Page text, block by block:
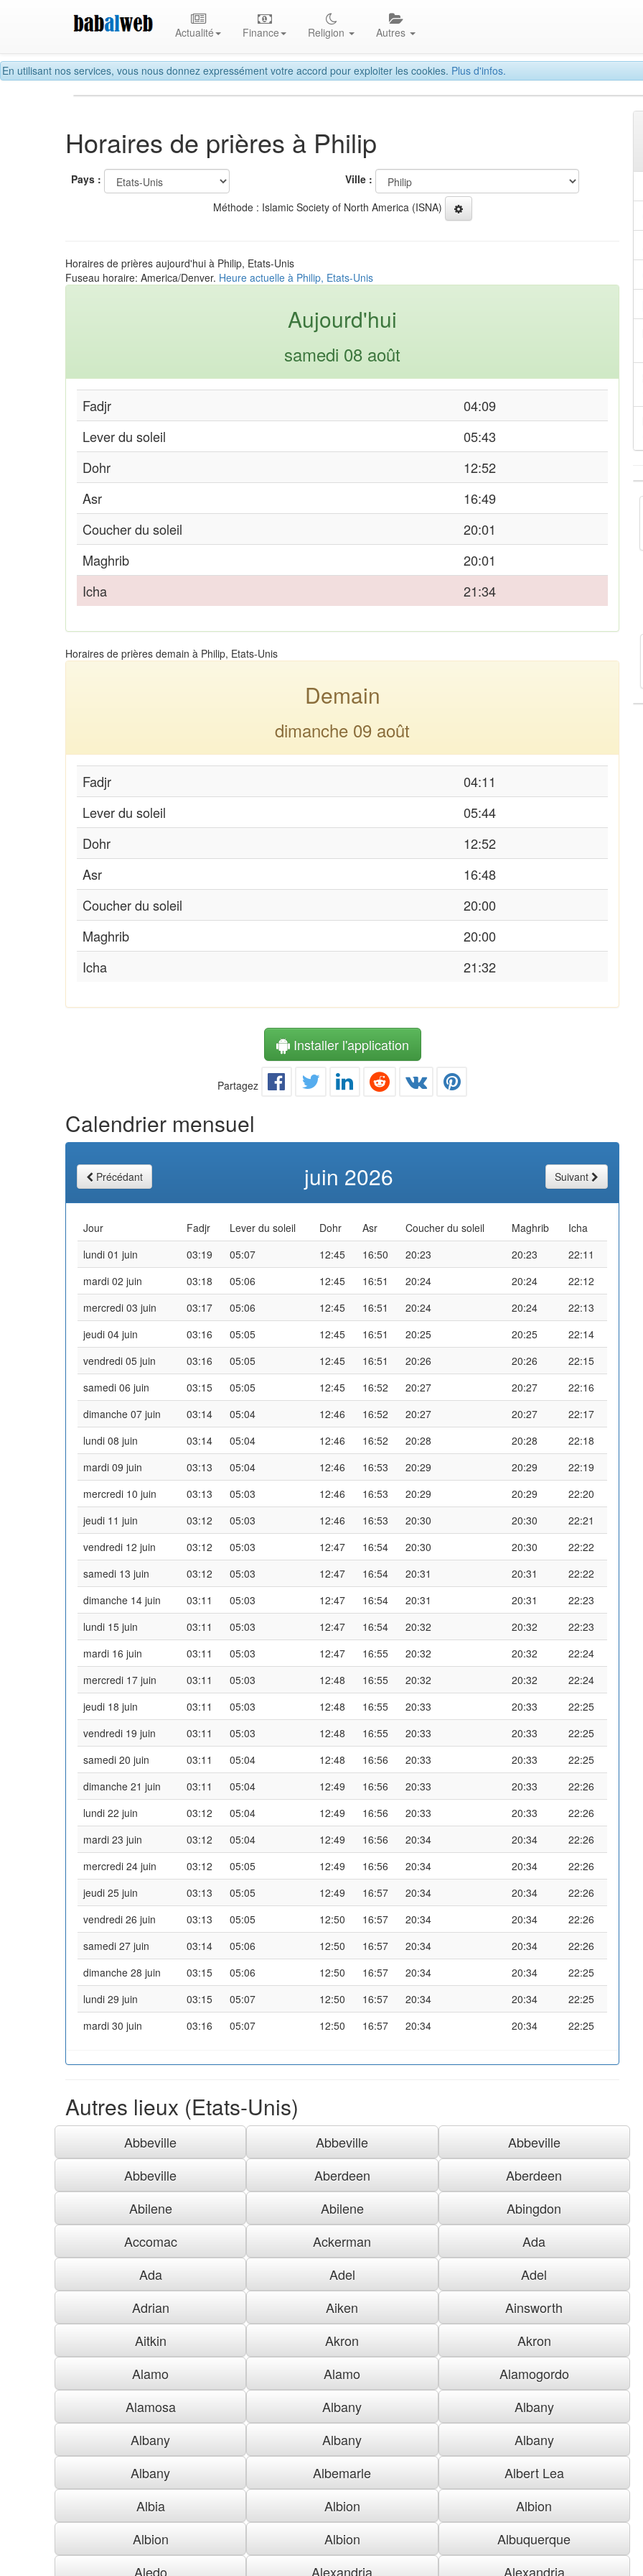
En utilisant nos services, vous nous donnez expressément votre accord pour exploiter les cookies. Plus d'infos.
Actualité Finance Religion Autres
Horaires de prières à Philip
Pays :
Ville :
Méthode : Islamic Society of North America (ISNA)
Horaires de prières aujourd'hui à Philip, Etats-Unis
Fuseau horaire: America/Denver. Heure actuelle à Philip, Etats-Unis
Aujourd'hui
samedi 08 août
Fadjr
04:09
Lever du soleil
05:43
Dohr
12:52
Asr
16:49
Coucher du soleil
20:01
Maghrib
20:01
Icha
21:34
Horaires de prières demain à Philip, Etats-Unis
Demain
dimanche 09 août
Fadjr
04:11
Lever du soleil
05:44
Dohr
12:52
Asr
16:48
Coucher du soleil
20:00
Maghrib
20:00
Icha
21:32
Installer l'application
Partagez
Calendrier mensuel
Précédant juin 2026 Suivant
Jour Fadjr Lever du soleil Dohr Asr Coucher du soleil Maghrib
Icha
lundi 01 juin
03:19 05:07 12:45 16:50 20:23 20:23
22:11
mardi 02 juin
03:18 05:06 12:45 16:51 20:24 20:24
22:12
mercredi 03 juin
03:17 05:06 12:45 16:51 20:24 20:24
22:13
jeudi 04 juin
03:16 05:05 12:45 16:51 20:25 20:25
22:14
vendredi 05 juin
03:16 05:05 12:45 16:51 20:26 20:26
22:15
samedi 06 juin
03:15 05:05 12:45 16:52 20:27 20:27
22:16
dimanche 07 juin
03:14 05:04 12:46 16:52 20:27 20:27
22:17
lundi 08 juin
03:14 05:04 12:46 16:52 20:28 20:28
22:18
mardi 09 juin
03:13 05:04 12:46 16:53 20:29 20:29
22:19
mercredi 10 juin
03:13 05:03 12:46 16:53 20:29 20:29
22:20
jeudi 11 juin
03:12 05:03 12:46 16:53 20:30 20:30
22:21
vendredi 12 juin
03:12 05:03 12:47 16:54 20:30 20:30
22:22
samedi 13 juin
03:12 05:03 12:47 16:54 20:31 20:31
22:22
dimanche 14 juin
03:11 05:03 12:47 16:54 20:31 20:31
22:23
lundi 15 juin
03:11 05:03 12:47 16:54 20:32 20:32
22:23
mardi 16 juin
03:11 05:03 12:47 16:55 20:32 20:32
22:24
mercredi 17 juin
03:11 05:03 12:48 16:55 20:32 20:32
22:24
jeudi 18 juin
03:11 05:03 12:48 16:55 20:33 20:33
22:25
vendredi 19 juin
03:11 05:03 12:48 16:55 20:33 20:33
22:25
samedi 20 juin
03:11 05:04 12:48 16:56 20:33 20:33
22:25
dimanche 21 juin
03:11 05:04 12:49 16:56 20:33 20:33
22:26
lundi 22 juin
03:12 05:04 12:49 16:56 20:33 20:33
22:26
mardi 23 juin
03:12 05:04 12:49 16:56 20:34 20:34
22:26
mercredi 24 juin
03:12 05:05 12:49 16:56 20:34 20:34
22:26
jeudi 25 juin
03:13 05:05 12:49 16:57 20:34 20:34
22:26
vendredi 26 juin
03:13 05:05 12:50 16:57 20:34 20:34
22:26
samedi 27 juin
03:14 05:06 12:50 16:57 20:34 20:34
22:26
dimanche 28 juin
03:15 05:06 12:50 16:57 20:34 20:34
22:25
lundi 29 juin
03:15 05:07 12:50 16:57 20:34 20:34
22:25
mardi 30 juin
03:16 05:07 12:50 16:57 20:34 20:34 22:25
Autres lieux (Etats-Unis)
Abbeville Abbeville
Abbeville
Abbeville
Aberdeen
Aberdeen
Abilene
Abilene
Abingdon
Accomac
Ackerman
Ada
Ada
Adel
Adel
Adrian
Aiken
Ainsworth
Aitkin
Akron
Akron
Alamo
Alamo
Alamogordo
Alamosa
Albany
Albany
Albany
Albany
Albany
Albany
Albemarle
Albert Lea
Albia
Albion
Albion
Albion
Albion
Albuquerque
Aledo
Alexandria Alexandria